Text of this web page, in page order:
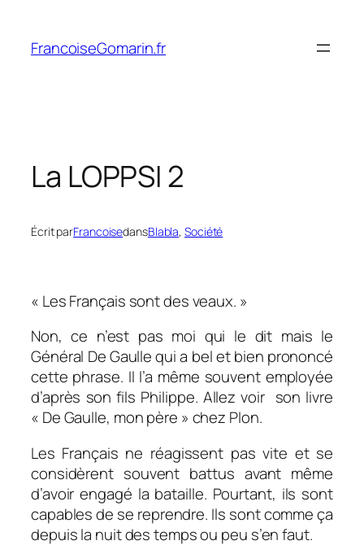
contenu
FrancoiseGomarin.fr
La LOPPSI 2
Écrit parFrancoisedansBlabla, Société
« Les Français sont des veaux. »
Non, ce n’est pas moi qui le dit mais le
Général De Gaulle qui a bel et bien prononcé
cette phrase. Il l’a même souvent employée
d’après son fils Philippe. Allez voir son livre
« De Gaulle, mon père » chez Plon.
Les Français ne réagissent pas vite et se
considèrent souvent battus avant même
d’avoir engagé la bataille. Pourtant, ils sont
capables de se reprendre. Ils sont comme ça
depuis la nuit des temps ou peu s’en faut.